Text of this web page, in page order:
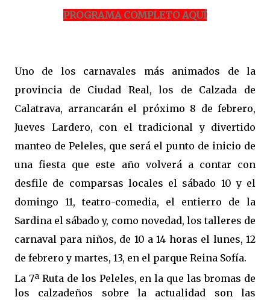
PROGRAMA COMPLETO AQUÍ
Uno de los carnavales más animados de la
provincia de Ciudad Real, los de Calzada de
Calatrava, arrancarán el próximo 8 de febrero,
Jueves Lardero, con el tradicional y divertido
manteo de Peleles, que será el punto de inicio de
una fiesta que este año volverá a contar con
desfile de comparsas locales el sábado 10 y el
domingo 11, teatro-comedia, el entierro de la
Sardina el sábado y, como novedad, los talleres de
carnaval para niños, de 10 a 14 horas el lunes, 12
de febrero y martes, 13, en el parque Reina Sofía.
La 7ª Ruta de los Peleles, en la que las bromas de
los calzadeños sobre la actualidad son las